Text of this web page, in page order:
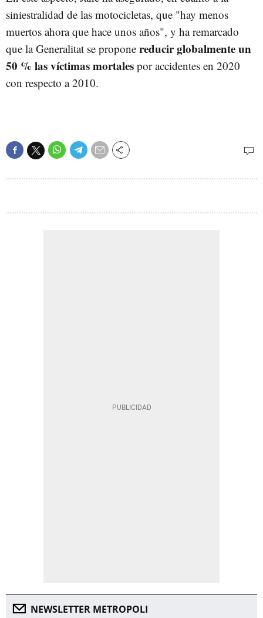
siniestralidad de las motocicletas, que "hay menos
muertos ahora que hace unos años", y ha remarcado
que la Generalitat se propone reducir globalmente un
50 % las víctimas mortales por accidentes en 2020
con respecto a 2010.
NEWSLETTER METROPOLI